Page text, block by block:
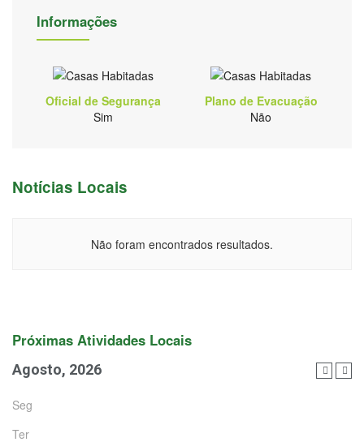
Informações
Oficial de Segurança
Sim
Plano de Evacuação
Não
Notícias Locais
Não foram encontrados resultados.
Próximas Atividades Locais
Agosto, 2026
Seg
Ter